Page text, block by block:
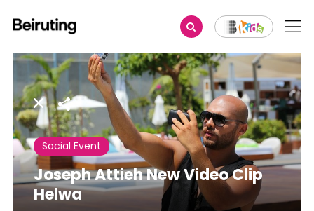
Share
Social Event
Joseph Attieh New Video Clip
Helwa